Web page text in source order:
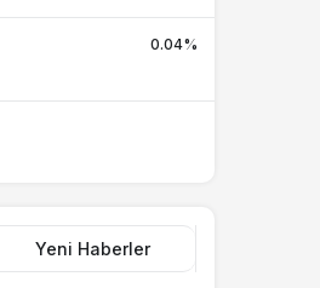
0.04%
Yeni Haberler